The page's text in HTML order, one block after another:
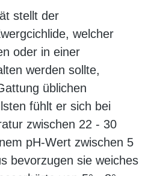
stellt der
welcher
oder in einer
werden sollte,
üblichen
fühlt er sich bei
zwischen 22 - 30
pH-Wert zwischen 5
bevorzugen sie weiches